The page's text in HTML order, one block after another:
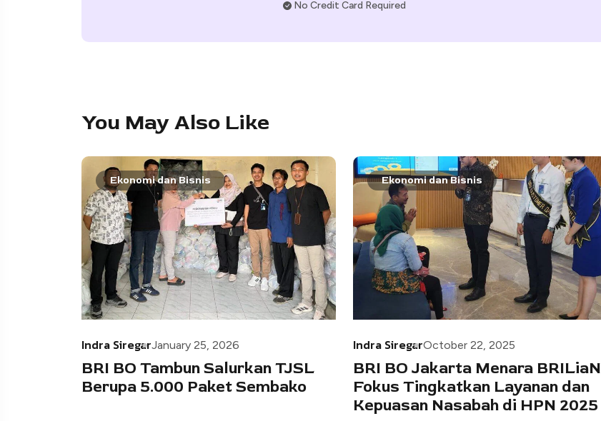
No Credit Card Required
You May Also Like
Ekonomi dan Bisnis
Indra SiregarJanuary 25, 2026
BRI BO Tambun Salurkan TJSL
Berupa 5.000 Paket Sembako
Ekonomi dan Bisnis
Indra SiregarOctober 22, 2025
BRI BO Jakarta Menara BRILiaN
Fokus Tingkatkan Layanan dan
Kepuasan Nasabah di HPN 2025